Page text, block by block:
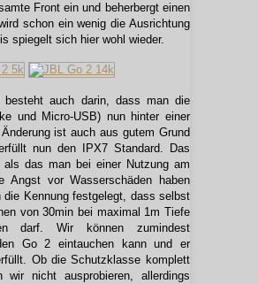
Front ein und beherbergt einen
schon ein wenig die Ausrichtung
spiegelt sich hier wohl wieder.
besteht auch darin, dass man die
und Micro-USB) nun hinter einer
ist auch aus gutem Grund
nun den IPX7 Standard. Das
als das man bei einer Nutzung am
Angst vor Wasserschäden haben
Kennung festgelegt, dass selbst
von 30min bei maximal 1m Tiefe
darf. Wir können zumindest
Go 2 eintauchen kann und er
Ob die Schutzklasse komplett
wir nicht ausprobieren, allerdings